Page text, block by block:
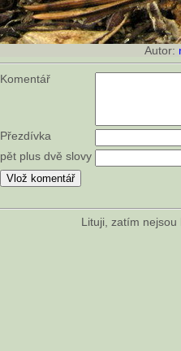
Autor:
Komentář
Přezdívka
pět plus dvě slovy
Lituji, zatím